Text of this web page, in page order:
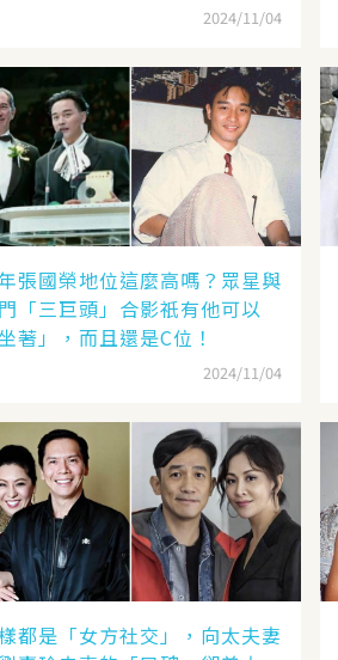
2024/11/04
張國榮地位這麼高嗎？眾星與
「三巨頭」合影祇有他可以
坐著」，而且還是C位！
2024/11/04
都是「女方社交」，向太夫妻